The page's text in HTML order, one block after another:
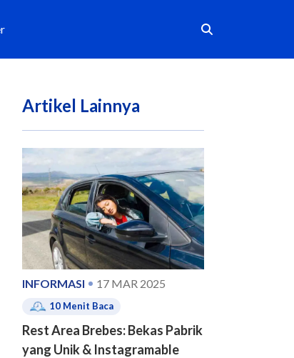
Artikel Lainnya
INFORMASI 17 MAR 2025
10 Menit Baca
Rest Area Brebes: Bekas Pabrik
yang Unik & Instagramable